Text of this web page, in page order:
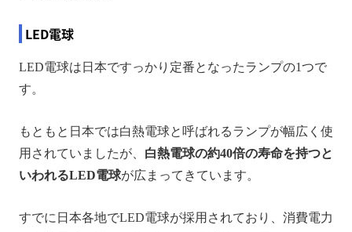
LED電球
LED電球は日本ですっかり定番となったランプの1つで
す。
もともと日本では白熱電球と呼ばれるランプが幅広く使
用されていましたが、 白熱電球の約40倍の寿命を持つと
いわれるLED電球が広まってきています。
すでに日本各地でLED電球が採用されており、消費電力